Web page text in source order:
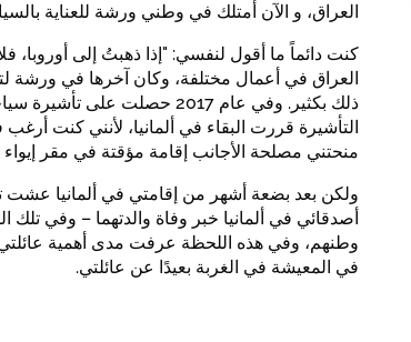
العراق، و الآن أمتلك في وطني ورشة للعناية
كنت دائماً ما أقول لنفسي: "إذا ذهبتُ إلى أوروبا،
العراق في أعمال مختلفة، وكان آخرها في
ذلك بكثير. وفي عام 2017 حصلت
التأشيرة قررت البقاء في ألمانيا، لأنني كنت
منحتني مصلحة الأجانب إقامة مؤقتة في مقر إيواء
ولكن بعد بضعة أشهر من إقامتي في ألمانيا عشت
أصدقائي في ألمانيا خبر وفاة والدتهما – وفي
وطنهم، وفي هذه اللحظة عرفت مدى أهمية عائلتي
في المعيشة في الغربة بعيدًا عن عائلتي.